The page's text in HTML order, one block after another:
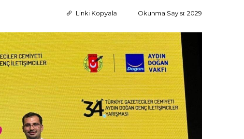
Linki Kopyala Okunma Sayısı: 2029